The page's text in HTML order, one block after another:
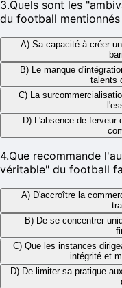
3.Quels sont les
du football
A) Sa capacité à créer
B) Le manque
talents
C) La
D) L'absence de ferveur
4.Que recommande
véritable" du football
A) D'accroître la
B) De se concentrer
C) Que les instances
intégrité et
D) De limiter sa pratique